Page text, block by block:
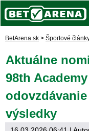
BetArena.sk > Športové
Aktuálne
98th
výsledky